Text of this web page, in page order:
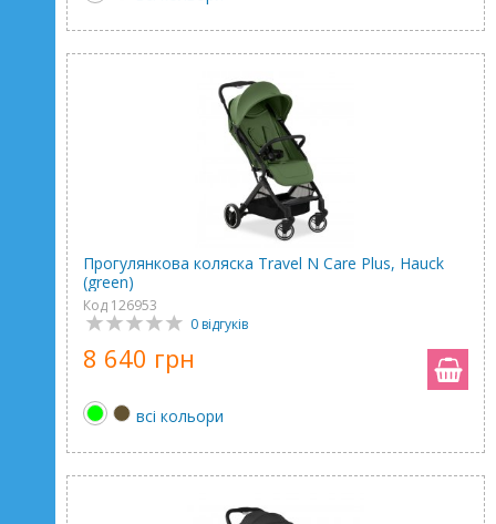
Прогулянкова коляска Travel N Care Plus, Hauck
(green)
Код 126953
0 відгуків
8 640 грн
всі кольори